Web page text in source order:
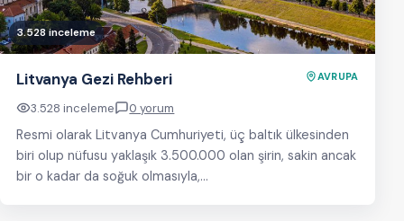
3.528 inceleme
Litvanya Gezi Rehberi AVRUPA
3.528 inceleme 0 yorum
Resmi olarak Litvanya Cumhuriyeti, üç baltık ülkesinden
biri olup nüfusu yaklaşık 3.500.000 olan şirin, sakin ancak
bir o kadar da soğuk olmasıyla,…